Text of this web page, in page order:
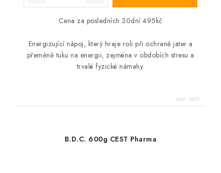
Cena za posledních 30dní 495kč
Energizující nápoj, který hraje roli při ochraně jater a
přeměně tuku na energii, zejména v obdobích stresu a
trvalé fyzické námahy.
Kód: 3470
B.D.C. 600g CEST Pharma